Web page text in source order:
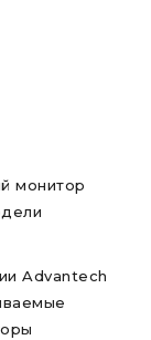
монитор
Advantech